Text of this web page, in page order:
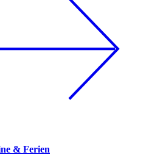
& Ferien